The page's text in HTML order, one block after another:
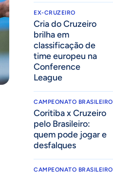
EX-CRUZEIRO
Cria do Cruzeiro
brilha em
classificação de
time europeu na
Conference
League
CAMPEONATO BRASILEIRO
Coritiba x Cruzeiro
pelo Brasileiro:
quem pode jogar e
desfalques
CAMPEONATO BRASILEIRO